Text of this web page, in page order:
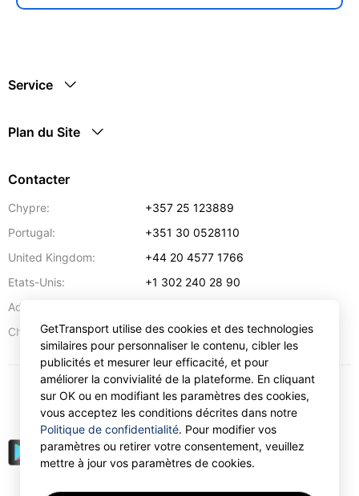
Service
Plan du Site
Contacter
Chypre:
+357 25 123889
Portugal:
+351 30 0528110
United Kingdom:
+44 20 4577 1766
Etats-Unis:
+1 302 240 28 90
Adresse:
Chypre:
57 Spyrou Kyprianou,Larnaca 6051
EUR
GetTransport utilise des cookies et des technologies
similaires pour personnaliser le contenu, cibler les
publicités et mesurer leur efficacité, et pour
améliorer la convivialité de la plateforme. En cliquant
sur OK ou en modifiant les paramètres des cookies,
vous acceptez les conditions décrites dans notre
Politique de confidentialité. Pour modifier vos
paramètres ou retirer votre consentement, veuillez
mettre à jour vos paramètres de cookies.